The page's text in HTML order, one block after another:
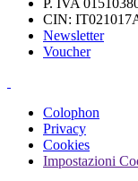
P. IVA
CIN:
Newsletter
Voucher
Colophon
Privacy
Cookies
Impostazioni